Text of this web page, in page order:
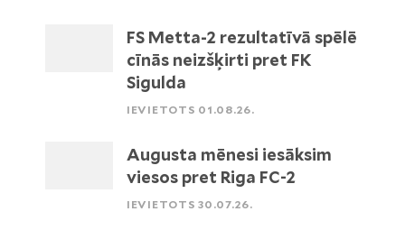
FS Metta-2 rezultatīvā spēlē
cīnās neizšķirti pret FK
Sigulda
IEVIETOTS 01.08.26.
Augusta mēnesi iesāksim
viesos pret Riga FC-2
IEVIETOTS 30.07.26.